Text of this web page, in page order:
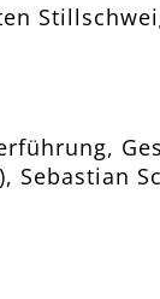
Sebastian